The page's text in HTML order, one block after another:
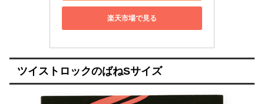
楽天市場で見る
ツイストロックのばねSサイズ